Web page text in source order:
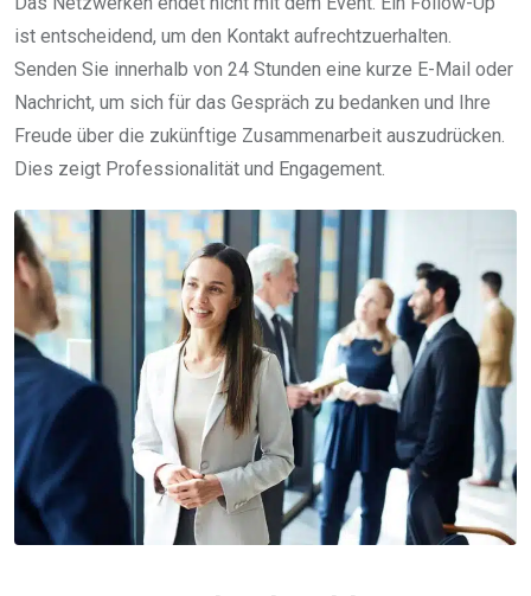
ist entscheidend, um den Kontakt aufrechtzuerhalten.
Senden Sie innerhalb von 24 Stunden eine kurze E-Mail oder
Nachricht, um sich für das Gespräch zu bedanken und Ihre
Freude über die zukünftige Zusammenarbeit auszudrücken.
Dies zeigt Professionalität und Engagement.